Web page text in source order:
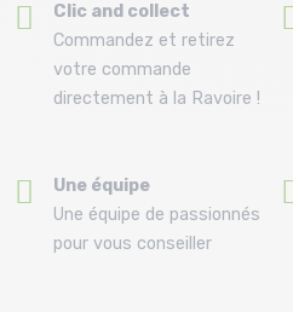
Clic and collect
Commandez et retirez
votre commande
directement à la Ravoire !
Une équipe
Une équipe de passionnés
pour vous conseiller